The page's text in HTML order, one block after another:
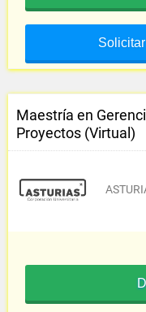
Maestría en
Proyectos (Virtual)